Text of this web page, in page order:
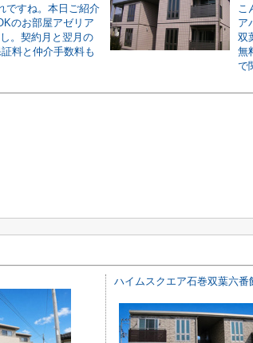
ですね。本日ご紹介
のお部屋アゼリア
。契約月と翌月の
料と仲介手数料も
こ
ア
双
無
で
ハイムスクエア石巻双葉六番